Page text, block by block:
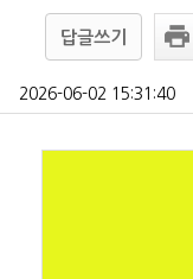
답글쓰기
2026-06-02 15:31:40